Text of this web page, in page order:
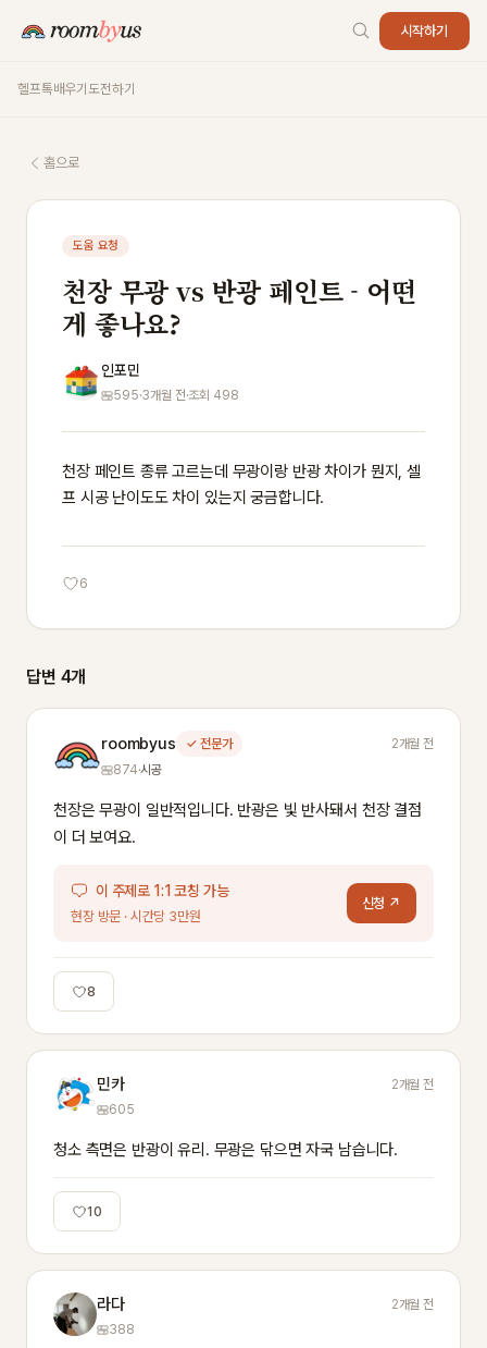
시작하기
헬프톡배우기도전하기
홈으로
도움 요청
천장 무광 vs 반광 페인트 - 어떤
게 좋나요?
인포민
595·3개월 전·조회 498
천장 페인트 종류 고르는데 무광이랑 반광 차이가 뭔지, 셀
프 시공 난이도도 차이 있는지 궁금합니다.
6
답변 4개
roombyus ✓ 전문가
2개월 전
874·시공
천장은 무광이 일반적입니다. 반광은 빛 반사돼서 천장 결점
이 더 보여요.
이 주제로 1:1 코칭 가능
현장 방문 · 시간당 3만원
신청 ↗
8
민카
2개월 전
605
청소 측면은 반광이 유리. 무광은 닦으면 자국 남습니다.
10
라다
2개월 전
388